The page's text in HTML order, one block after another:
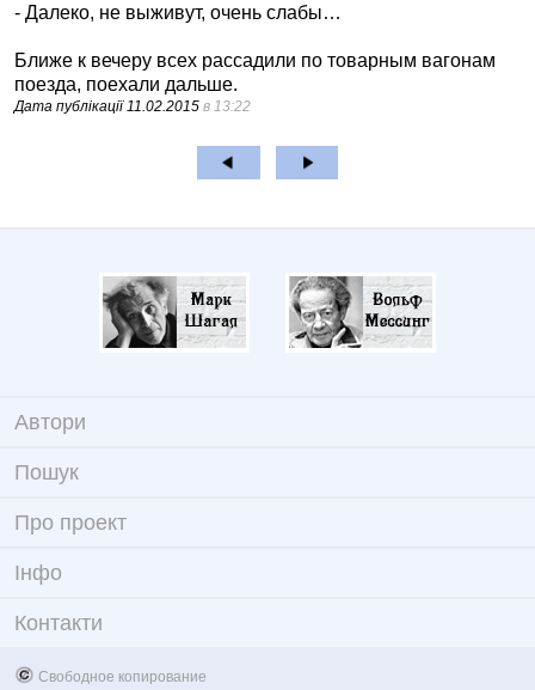
- Далеко, не выживут, очень слабы…
Ближе к вечеру всех рассадили по товарным вагонам
поезда, поехали дальше.
Дата публікації 11.02.2015 в 13:22
Автори
Пошук
Про проект
Iнфо
Контакти
Свободное копирование